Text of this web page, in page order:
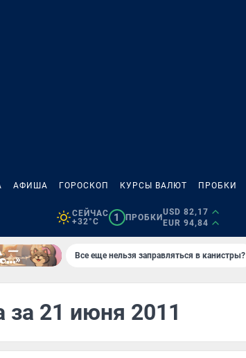
АФИША ГОРОСКОП КУРСЫ ВАЛЮТ ПРОБКИ
СЕЙЧАС
+32°C
1 ПРОБКИ
USD 82,17
EUR 94,84
Все еще нельзя заправляться в канистры?
за 21 июня 2011